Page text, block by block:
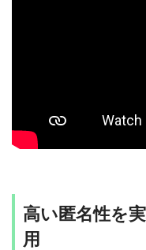
高い匿名性を
用